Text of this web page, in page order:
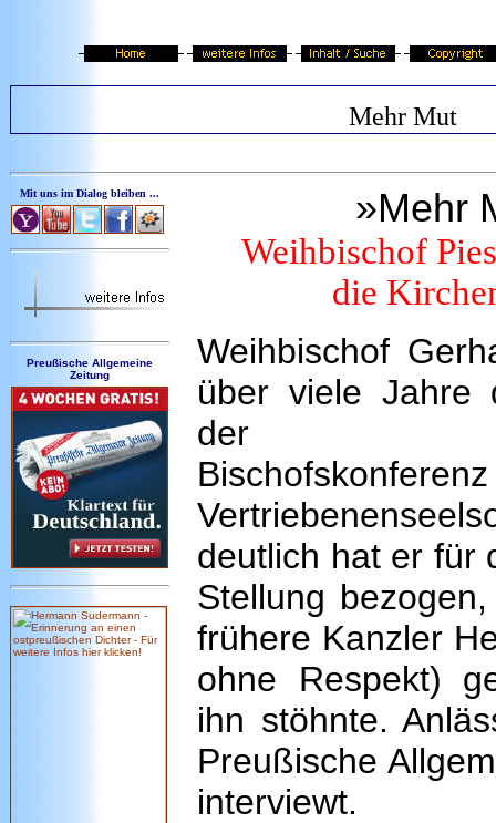
Mehr Mut
Mit uns im Dialog bleiben ...
Preußische Allgemeine
Zeitung
»Mehr
Weihbischof
die
Weihbischof
über viele Jahre
der
deutlich hat er für
Stellung
frühere Kanzler
ohne Respekt)
ihn stöhnte.
Preußische
interviewt.